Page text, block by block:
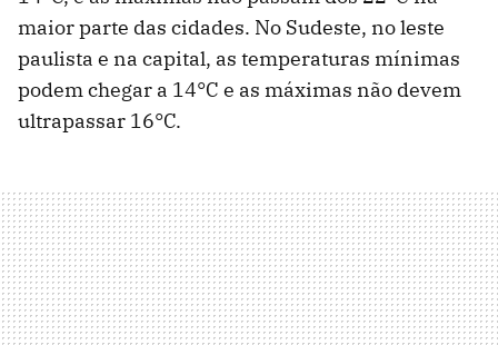
maior parte das cidades. No Sudeste, no leste
paulista e na capital, as temperaturas mínimas
podem chegar a 14°C e as máximas não devem
ultrapassar 16°C.